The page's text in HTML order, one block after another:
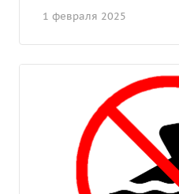
1 февраля 2025